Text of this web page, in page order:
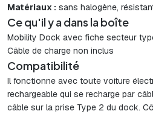
Matériaux : sans halogène,
Ce qu'il y a dans la boîte
Mobility Dock avec fiche secteur
Câble de charge non inclus
Compatibilité
Il fonctionne avec toute voiture
rechargeable qui se recharge par
câble sur la prise Type 2 du dock.